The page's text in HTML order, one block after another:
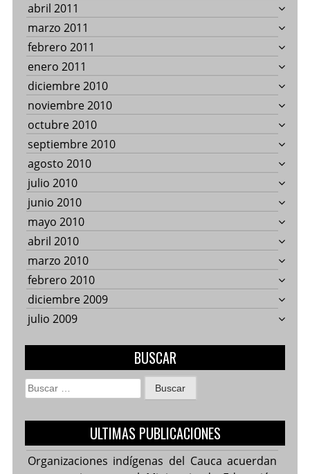
abril 2011
marzo 2011
febrero 2011
enero 2011
diciembre 2010
noviembre 2010
octubre 2010
septiembre 2010
agosto 2010
julio 2010
junio 2010
mayo 2010
abril 2010
marzo 2010
febrero 2010
diciembre 2009
julio 2009
BUSCAR
Buscar:
ULTIMAS PUBLICACIONES
Organizaciones indígenas del Cauca acuerdan